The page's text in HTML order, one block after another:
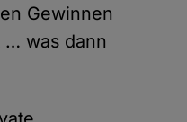
Gewinnen
… was dann